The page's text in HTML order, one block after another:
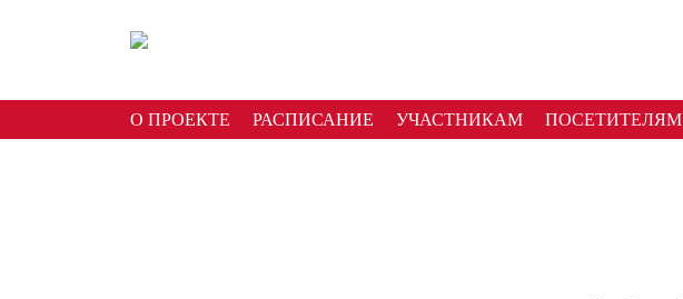
О ПРОЕКТЕ РАСПИСАНИЕ УЧАСТНИКАМ ПОСЕТИТЕЛЯМ